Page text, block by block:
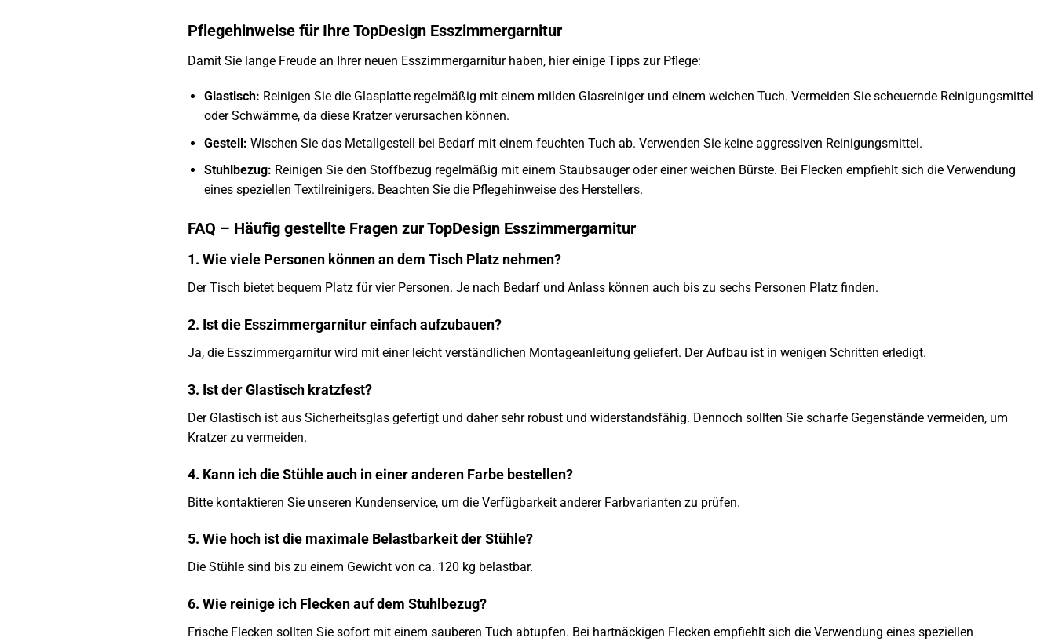
Pflegehinweise für Ihre TopDesign Esszimmergarnitur
Damit Sie lange Freude an Ihrer neuen Esszimmergarnitur haben, hier einige Tipps zur Pflege:
Glastisch: Reinigen Sie die Glasplatte regelmäßig mit einem milden Glasreiniger und einem weichen Tuch. Vermeiden Sie scheuernde Reinigungsmittel
oder Schwämme, da diese Kratzer verursachen können.
Gestell: Wischen Sie das Metallgestell bei Bedarf mit einem feuchten Tuch ab. Verwenden Sie keine aggressiven Reinigungsmittel.
Stuhlbezug: Reinigen Sie den Stoffbezug regelmäßig mit einem Staubsauger oder einer weichen Bürste. Bei Flecken empfiehlt sich die Verwendung
eines speziellen Textilreinigers. Beachten Sie die Pflegehinweise des Herstellers.
FAQ – Häufig gestellte Fragen zur TopDesign Esszimmergarnitur
1. Wie viele Personen können an dem Tisch Platz nehmen?
Der Tisch bietet bequem Platz für vier Personen. Je nach Bedarf und Anlass können auch bis zu sechs Personen Platz finden.
2. Ist die Esszimmergarnitur einfach aufzubauen?
Ja, die Esszimmergarnitur wird mit einer leicht verständlichen Montageanleitung geliefert. Der Aufbau ist in wenigen Schritten erledigt.
3. Ist der Glastisch kratzfest?
Der Glastisch ist aus Sicherheitsglas gefertigt und daher sehr robust und widerstandsfähig. Dennoch sollten Sie scharfe Gegenstände vermeiden, um
Kratzer zu vermeiden.
4. Kann ich die Stühle auch in einer anderen Farbe bestellen?
Bitte kontaktieren Sie unseren Kundenservice, um die Verfügbarkeit anderer Farbvarianten zu prüfen.
5. Wie hoch ist die maximale Belastbarkeit der Stühle?
Die Stühle sind bis zu einem Gewicht von ca. 120 kg belastbar.
6. Wie reinige ich Flecken auf dem Stuhlbezug?
Frische Flecken sollten Sie sofort mit einem sauberen Tuch abtupfen. Bei hartnäckigen Flecken empfiehlt sich die Verwendung eines speziellen